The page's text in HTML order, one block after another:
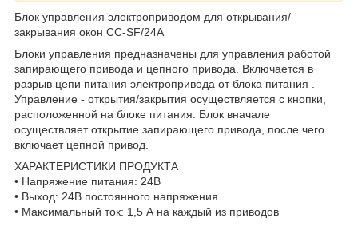
Блок управления электроприводом для открывания/
закрывания окон CC-SF/24A
Блоки управления предназначены для управления работой
запирающего привода и цепного привода. Включается в
разрыв цепи питания электропривода от блока питания .
Управление - открытия/закрытия осуществляется с кнопки,
расположенной на блоке питания. Блок вначале
осуществляет открытие запирающего привода, после чего
включает цепной привод.
ХАРАКТЕРИСТИКИ ПРОДУКТА
• Напряжение питания: 24В
• Выход: 24В постоянного напряжения
• Максимальный ток: 1,5 А на каждый из приводов